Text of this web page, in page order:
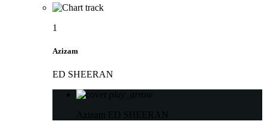
1
Azizam
ED SHEERAN
play_arrow
Azizam
ED SHEERAN